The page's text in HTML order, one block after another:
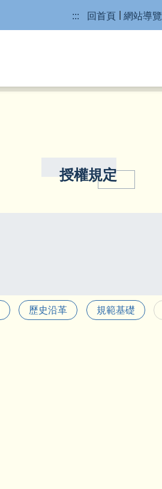
:::
回首頁 網站導覽
授權規定
歷史沿革 規範基礎